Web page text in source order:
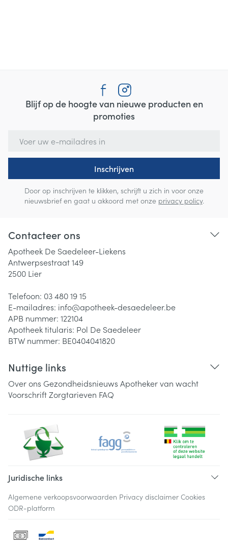
Blijf op de hoogte van nieuwe producten en
promoties
Inschrijven
Door op inschrijven te klikken, schrijft u zich in voor onze
nieuwsbrief en gaat u akkoord met onze privacy policy.
Contacteer ons
Apotheek De Saedeleer-Liekens
Antwerpsestraat 149
2500 Lier
Telefoon: 03 480 19 15
E-mailadres: info@apotheek-desaedeleer.be
APB nummer: 122104
Apotheek titularis: Pol De Saedeleer
BTW nummer: BE0404041820
Nuttige links
Over ons Gezondheidsnieuws Apotheker van wacht
VoorschriftZorgtarieven FAQ
Juridische links
Algemene verkoopsvoorwaarden Privacy disclaimer Cookies
ODR-platform